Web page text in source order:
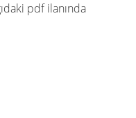
pdf ilanında